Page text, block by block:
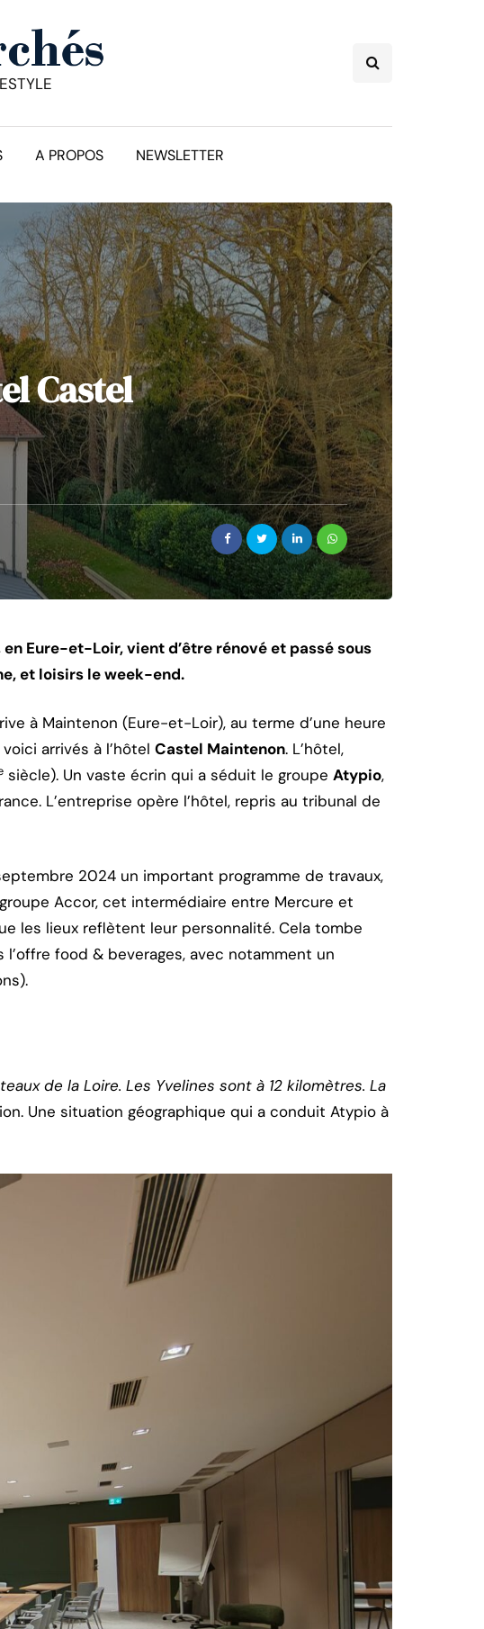
A PROPOS NEWSLETTER
Castel
Eure-et-Loir, vient d’être rénové et passé sous
et loisirs le week-end.
à Maintenon (Eure-et-Loir), au terme d’une heure
arrivés à l’hôtel Castel Maintenon. L’hôtel,
siècle). Un vaste écrin qui a séduit le groupe Atypio,
L’entreprise opère l’hôtel, repris au tribunal de
2024 un important programme de travaux,
Accor, cet intermédiaire entre Mercure et
les lieux reflètent leur personnalité. Cela tombe
food & beverages, avec notamment un
de la Loire. Les Yvelines sont à 12 kilomètres. La
Une situation géographique qui a conduit Atypio à